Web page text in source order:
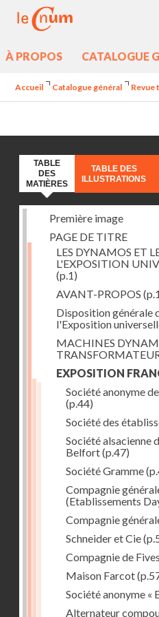
À PROPOS CATALOGUE
Accueil Catalogue général Revue
TABLE
DES
MATIÈRES
TABLE DES
ILLUSTRATIONS
Première image
PAGE DE TITRE
LES DYNAMOS ET
L'EXPOSITION
(p.1)
AVANT-PROPOS
Disposition générale
l'Exposition
MACHINES
EXPOSITION
Société anonyme
(p.44)
Société des
Société alsacienne
Belfort(p.47)
Société Gramme
Compagnie
(Etablissements
Compagnie
Schneider et Cie
Compagnie de
Maison Farcot
Société anonyme «
Alternateur